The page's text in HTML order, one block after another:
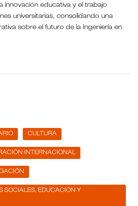
innovación educativa y el trabajo
universitarias, consolidando una
sobre el futuro de la Ingeniería en
CULTURA
INTERNACIONAL
SOCIALES, EDUCACIÓN Y